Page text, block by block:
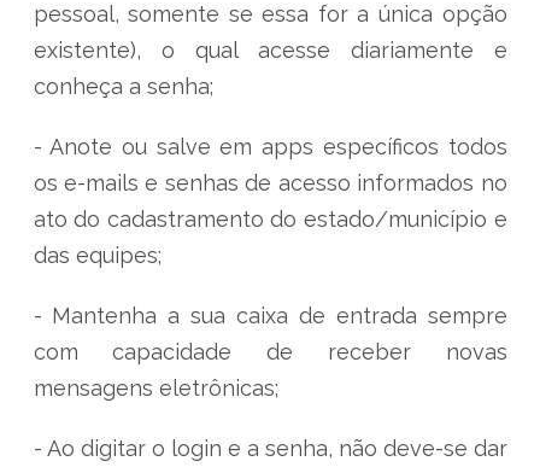
pessoal, somente se essa for a única opção
existente), o qual acesse diariamente e
conheça a senha;
- Anote ou salve em apps específicos todos
os e-mails e senhas de acesso informados no
ato do cadastramento do estado/município e
das equipes;
- Mantenha a sua caixa de entrada sempre
com capacidade de receber novas
mensagens eletrônicas;
- Ao digitar o login e a senha, não deve-se dar